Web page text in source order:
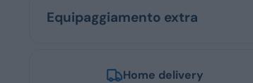
Equipaggiamento extra
Home delivery